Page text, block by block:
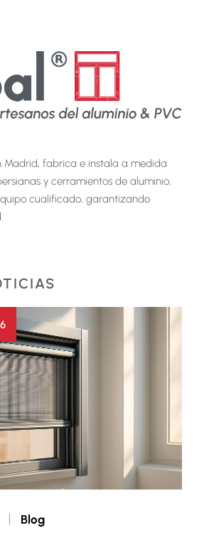
Madrid, fabrica e instala a medida
y cerramientos de aluminio,
cualificado, garantizando
Blog